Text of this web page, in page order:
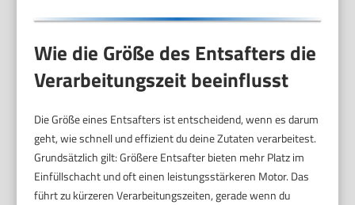
Wie die Größe des Entsafters die
Verarbeitungszeit beeinflusst
Die Größe eines Entsafters ist entscheidend, wenn es darum
geht, wie schnell und effizient du deine Zutaten verarbeitest.
Grundsätzlich gilt: Größere Entsafter bieten mehr Platz im
Einfüllschacht und oft einen leistungsstärkeren Motor. Das
führt zu kürzeren Verarbeitungszeiten, gerade wenn du